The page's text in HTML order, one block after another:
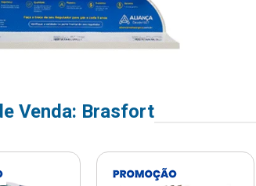
Venda: Brasfort